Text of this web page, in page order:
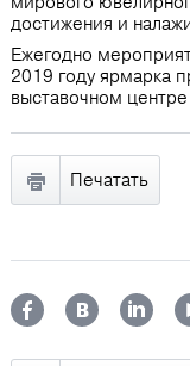
достижения и
Ежегодно
2019 году ярмарка
выставочном центре
Печатать